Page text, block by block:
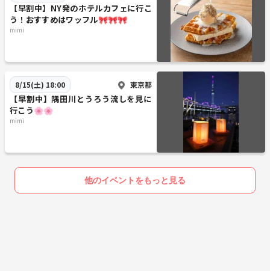
【早割中】NY発のホテルカフェに行こ
う！おすすめはワッフル🎀🎀🎀
mimi
8/15(土) 18:00 東京都
【早割中】隅田川とうろう流しを見に
行こう🌸🌸
mimi
他のイベントをもっと見る